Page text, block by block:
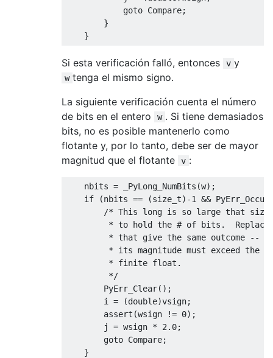
goto Compare;
}
}
Si esta verificación falló, entonces v y
w tenga el mismo signo.
La siguiente verificación cuenta el número
de bits en el entero
w . Si tiene demasiados
bits, no es posible mantenerlo como
flotante y, por lo tanto, debe ser de mayor
magnitud que el flotante
v :
    nbits
= _PyLong_NumBits (w);
if
(nbits == (size_t)-1 &&
/* This long is so large that
* to hold the # of bits.
* that give the same outcome -- w
* its magnitude must exceed the
         * finite float.
         */
PyErr_Clear();
        i
= (double)vsign;
assert (wsign != 0);
        j
= wsign * 2.0;
goto Compare;
}